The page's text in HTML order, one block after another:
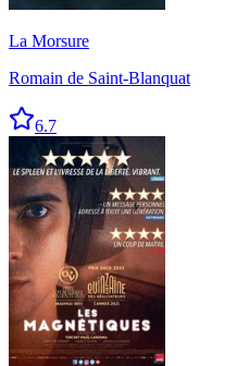
La Morsure
Romain de Saint-Blanquat
6.7